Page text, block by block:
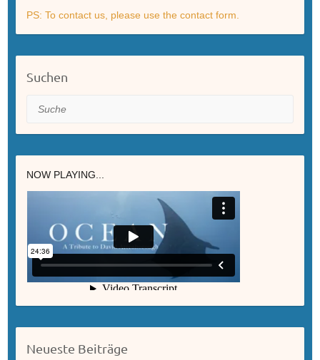
PS: To contact us, please use the contact form.
Suchen
Suche
NOW PLAYING...
Neueste Beiträge